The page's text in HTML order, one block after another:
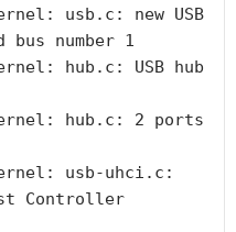
usb.c: new USB
number 1
hub.c: USB hub
hub.c: 2 ports
usb-uhci.c:
Controller